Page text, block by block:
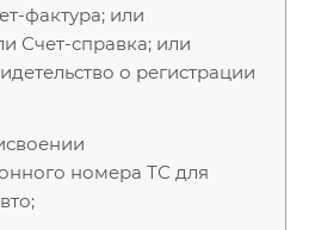
фактура; или
Счет-справка; или
о регистрации
номера ТС для